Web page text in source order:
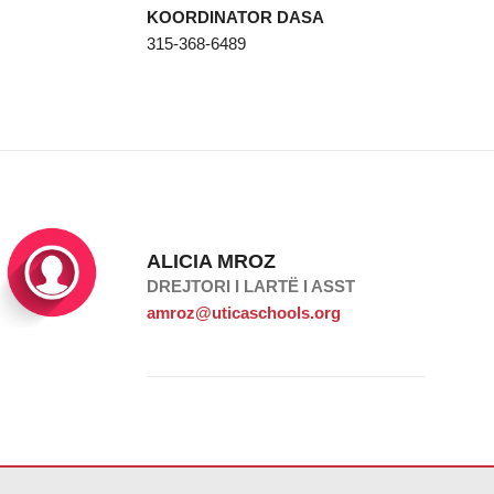
KOORDINATOR DASA
315-368-6489
ALICIA MROZ
DREJTORI I LARTË I ASST
amroz@uticaschools.org